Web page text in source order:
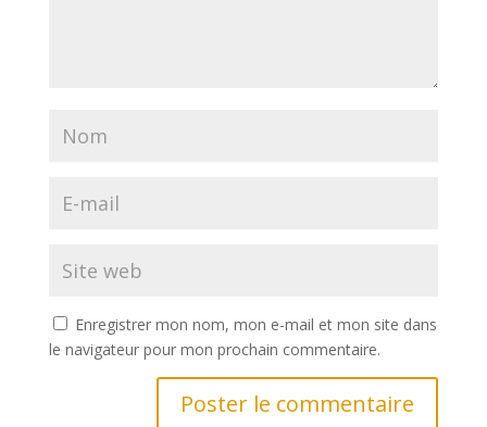
Enregistrer mon nom, mon e-mail et mon site dans
le navigateur pour mon prochain commentaire.